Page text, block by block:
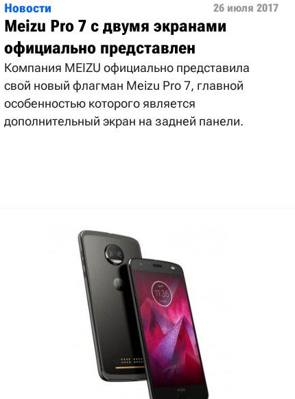
Новости 26 июля 2017
Meizu Pro 7 с двумя экранами
официально представлен
Компания MEIZU официально представила
свой новый флагман Meizu Pro 7, главной
особенностью которого является
дополнительный экран на задней панели.